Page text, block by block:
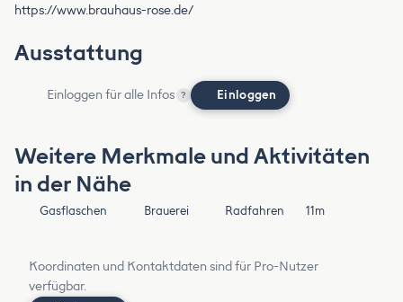
https://www.brauhaus-rose.de/
Ausstattung
Einloggen für alle Infos ? Einloggen
Weitere Merkmale und Aktivitäten
in der Nähe
Gasflaschen Brauerei Radfahren 11m
Koordinaten und Kontaktdaten sind für Pro-Nutzer
verfügbar.